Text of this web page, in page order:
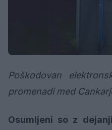
Poškodovan
promenadi med
Osumljeni so z